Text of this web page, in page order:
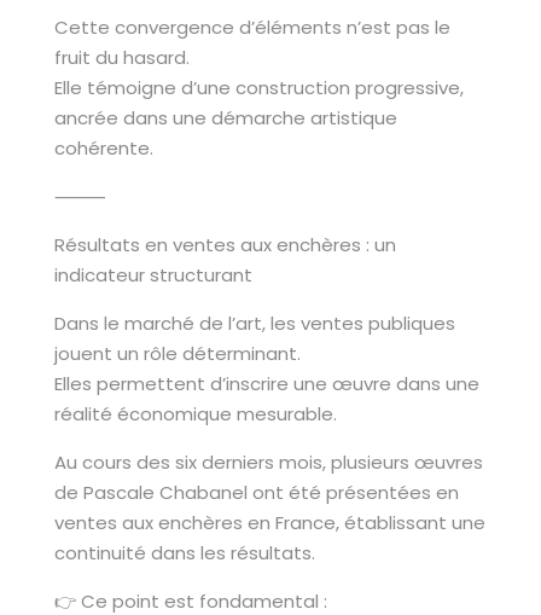
Cette convergence d’éléments n’est pas le
fruit du hasard.
Elle témoigne d’une construction progressive,
ancrée dans une démarche artistique
cohérente.
⸻
Résultats en ventes aux enchères : un
indicateur structurant
Dans le marché de l’art, les ventes publiques
jouent un rôle déterminant.
Elles permettent d’inscrire une œuvre dans une
réalité économique mesurable.
Au cours des six derniers mois, plusieurs œuvres
de Pascale Chabanel ont été présentées en
ventes aux enchères en France, établissant une
continuité dans les résultats.
👉 Ce point est fondamental :